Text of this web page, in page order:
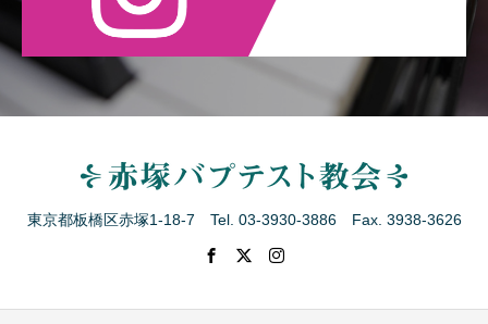
東京都板橋区赤塚1-18-7 Tel. 03-3930-3886 Fax. 3938-3626